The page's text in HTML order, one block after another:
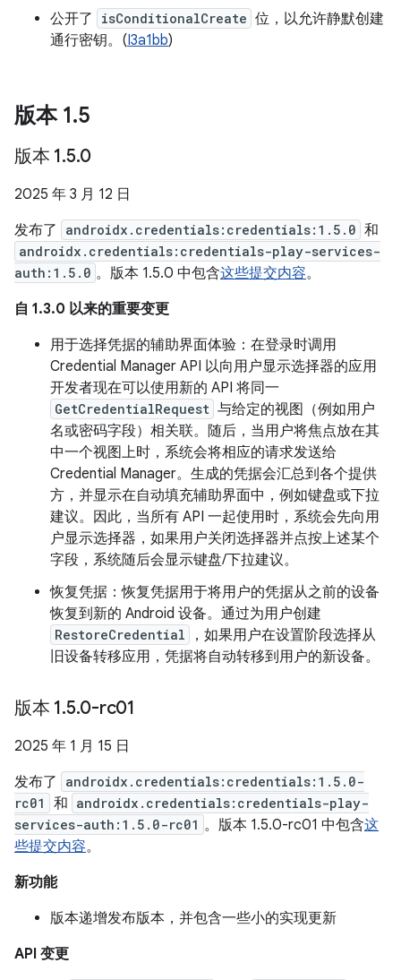
公开了 isConditionalCreate 位，以允许静默创建
通行密钥。(I3a1bb)
版本 1.5
版本 1.5.0
2025 年 3 月 12 日
发布了
androidx.credentials:credentials:1.5.0 和
androidx.credentials:credentials-play-services-
auth:1.5.0 。版本 1.5.0 中包含这些提交内容。
自 1.3.0 以来的重要变更
用于选择凭据的辅助界面体验：在登录时调用
Credential Manager API 以向用户显示选择器的应用
开发者现在可以使用新的 API 将同一
GetCredentialRequest 与给定的视图（例如用户
名或密码字段）相关联。随后，当用户将焦点放在其
中一个视图上时，系统会将相应的请求发送给
Credential Manager。生成的凭据会汇总到各个提供
方，并显示在自动填充辅助界面中，例如键盘或下拉
建议。因此，当所有 API 一起使用时，系统会先向用
户显示选择器，如果用户关闭选择器并点按上述某个
字段，系统随后会显示键盘/下拉建议。
恢复凭据：恢复凭据用于将用户的凭据从之前的设备
恢复到新的 Android 设备。通过为用户创建
RestoreCredential
，如果用户在设置阶段选择从
旧设备转移应用，凭据将自动转移到用户的新设备。
版本 1.5.0-rc01
2025 年 1 月 15 日
发布了
androidx.credentials:credentials:1.5.0-
rc01
和 androidx.credentials:credentials-play-
services-auth:1.5.0-rc01 。版本 1.5.0-rc01 中包含这
些提交内容。
新功能
版本递增发布版本，并包含一些小的实现更新
API 变更